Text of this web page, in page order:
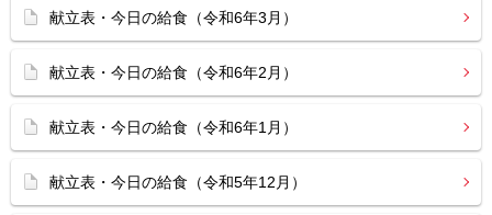
献立表・今日の給食（令和6年3月）
献立表・今日の給食（令和6年2月）
献立表・今日の給食（令和6年1月）
献立表・今日の給食（令和5年12月）